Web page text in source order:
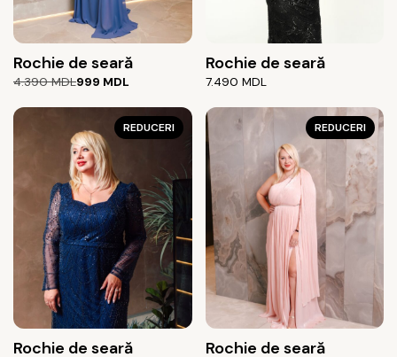
Rochie de seară
4.390MDL
Prețul
a
4.390 MDL.
999 MDL
Prețul
este:
Rochie de seară
7.490 MDL
REDUCERI
Rochie de seară
REDUCERI
Rochie de seară